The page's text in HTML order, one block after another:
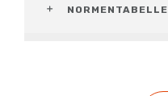
NORMENTABELLE